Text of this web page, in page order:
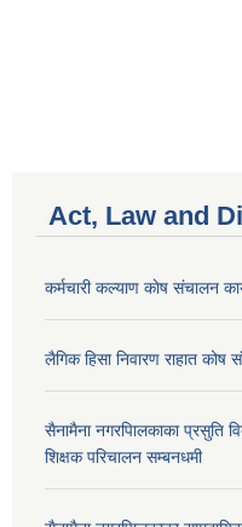
Act, Law and
कर्मचारी कल्याण काेष संचालन
लैगिक हिसा निवारण राहात कोष
सैनामैना नगरपािलकाका प्रसुति
शिक्षक परिचालन सम्बनधमी